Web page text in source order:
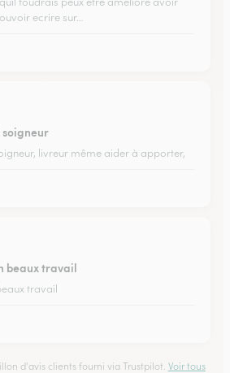
ecrire sur…
livreur même aider à apporter,
beaux travail
travail
d'avis clients fourni via Trustpilot. Voir tous